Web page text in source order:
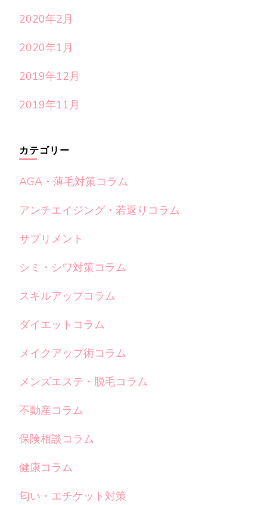
2020年2月
2020年1月
2019年12月
2019年11月
カテゴリー
AGA・薄毛対策コラム
アンチエイジング・若返りコラム
サプリメント
シミ・シワ対策コラム
スキルアップコラム
ダイエットコラム
メイクアップ術コラム
メンズエステ・脱毛コラム
不動産コラム
保険相談コラム
健康コラム
匂い・エチケット対策